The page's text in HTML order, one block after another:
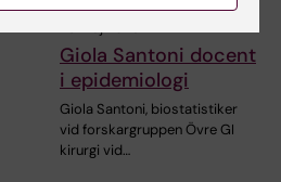
Giola Santoni docent
i epidemiologi
Giola Santoni, biostatistiker
vid forskargruppen Övre GI
kirurgi vid…